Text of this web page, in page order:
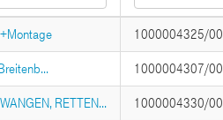
1000004325/
1000004307/
RETTEN... 1000004330/